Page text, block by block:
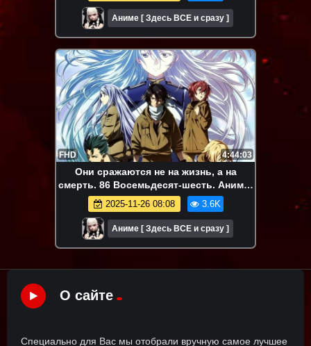
Аниме [ Здесь ВСЕ и сразу ]
FHD 4:44:03
Они сражаются не на жизнь, а на
смерть. 86 Восемьдесят-шесть. Аниме-
марафон. Все серии подряд.
2025-11-26 08:08 3.6K
Аниме [ Здесь ВСЕ и сразу ]
О сайте
Специально для Вас мы отобрали вручную самое лучшее